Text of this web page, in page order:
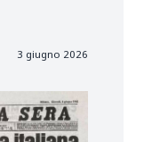
3 giugno 2026